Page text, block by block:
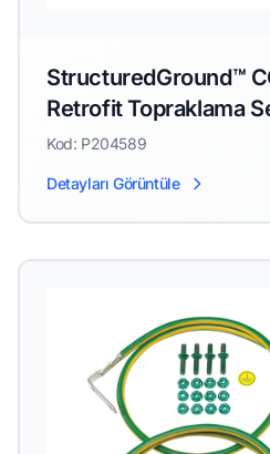
StructuredGround™
Retrofit Topraklama
Kod: P204589
Detayları Görüntüle